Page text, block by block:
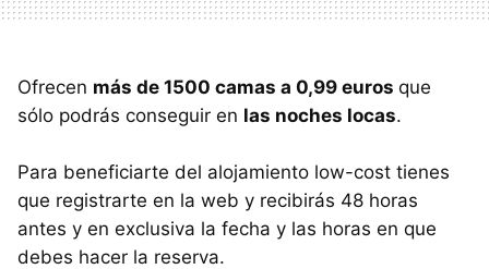
Ofrecen más de 1500 camas a 0,99 euros que
sólo podrás conseguir en las noches locas.
Para beneficiarte del alojamiento low-cost tienes
que registrarte en la web y recibirás 48 horas
antes y en exclusiva la fecha y las horas en que
debes hacer la reserva.